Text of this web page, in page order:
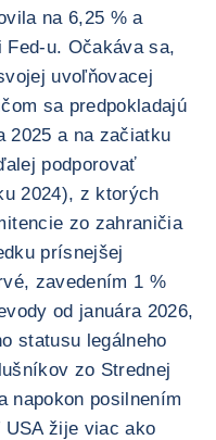
na 6,25 % a
u. Očakáva sa,
uvoľňovacej
sa predpokladajú
2025 a na začiatku
podporovať
2024), z ktorých
zo zahraničia
prísnejšej
zavedením 1 %
od januára 2026,
statusu legálneho
zo Strednej
napokon posilnením
žije viac ako